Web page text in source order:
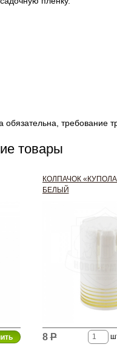
требование
товары
КОЛПАЧОК
БЕЛЫЙ
8Р